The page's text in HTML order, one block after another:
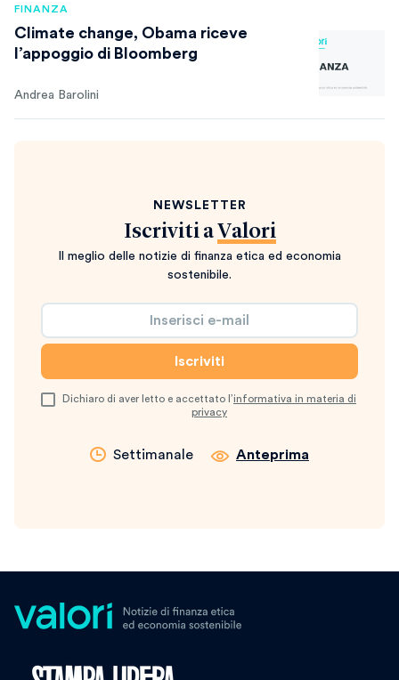
FINANZA
Climate change, Obama riceve
l’appoggio di Bloomberg
Andrea Barolini
NEWSLETTER
Iscriviti a Valori
Il meglio delle notizie di finanza etica ed economia
sostenibile.
Dichiaro di aver letto e accettato l’informativa in materia di
privacy
Settimanale Anteprima